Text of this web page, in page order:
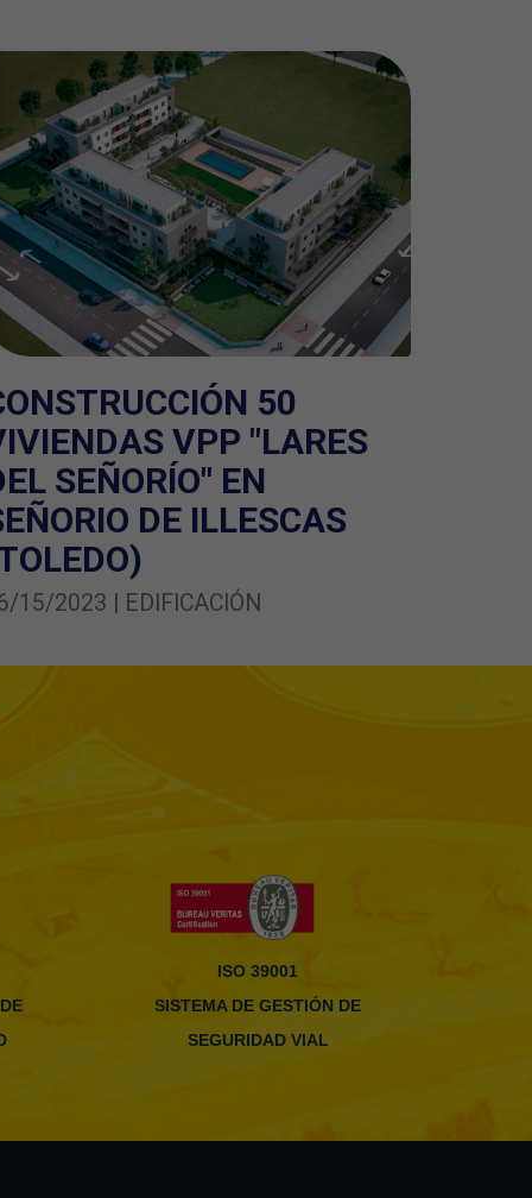
50
VPP "LARES
SEÑORÍO" EN
DE ILLESCAS
15/2023 | EDIFICACIÓN
ISO 39001
SISTEMA DE GESTIÓN DE
SEGURIDAD VIAL